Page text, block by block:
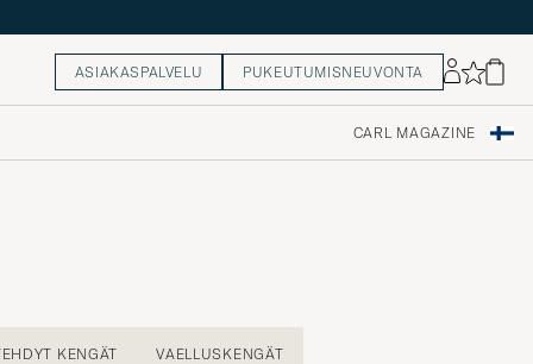
ASIAKASPALVELU PUKEUTUMISNEUVONTA
CARL MAGAZINE
KENGÄT VAELLUSKENGÄT